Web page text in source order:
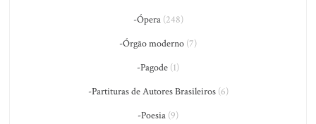
-Ópera(248)
-Órgão moderno (7)
-Pagode (1)
-Partituras de Autores Brasileiros(6)
-Poesia (9)